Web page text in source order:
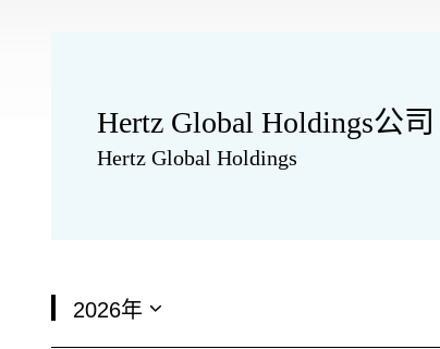
Hertz Global Holdings公司
Hertz Global Holdings